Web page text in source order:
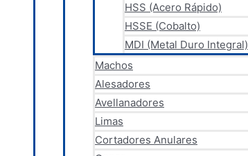
HSS (Acero Rápido)
HSSE (Cobalto)
MDI (Metal Duro Integral)
Machos
Alesadores
Avellanadores
Limas
Cortadores Anulares